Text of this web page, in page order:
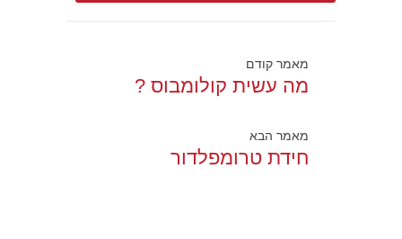
מאמר קודם
מה עשית קולומבוס ?
מאמר הבא
חידת טרומפלדור